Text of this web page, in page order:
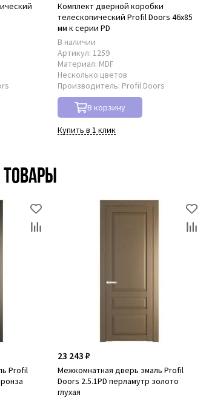
Комплект дверной коробки
телескопический Profil Doors 46x85
мм к серии PD
В наличии
Артикул: 1259
Материал: MDF
Несколько цветов
Производитель: Profil Doors
В корзину
Купить в 1 клик
Profil
23 243 ₽
Межкомнатная дверь эмаль Profil
Doors 2.5.1PD перламутр золото
глухая